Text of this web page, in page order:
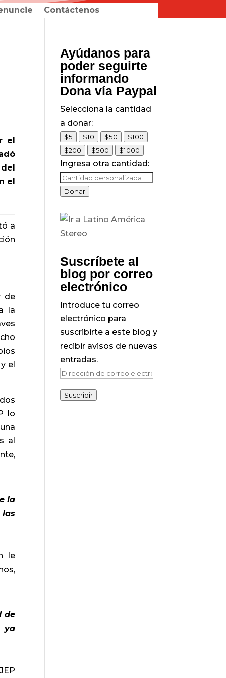
Contáctenos
el
el
a
de
la
el
lo
al
la
las
le
de
ya
Ayúdanos para
poder seguirte
informando
Dona vía Paypal
Selecciona la cantidad
a donar:
$5 $10 $50
$100
$200
$500 $1000
Ingresa otra cantidad:
Donar
Suscríbete al
blog por correo
electrónico
Introduce tu correo
electrónico para
suscribirte a este blog y
recibir avisos de nuevas
entradas.
Dirección
correo
Suscribir